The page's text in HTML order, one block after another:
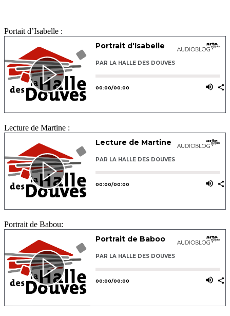
Portait d’Isabelle :
Lecture de Martine :
Portrait de Babou: